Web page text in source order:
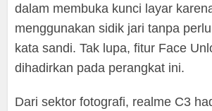
dalam membuka kunci layar
menggunakan sidik jari tanpa
kata sandi. Tak lupa, fitur Face
dihadirkan pada perangkat ini.
Dari sektor fotografi, realme C3